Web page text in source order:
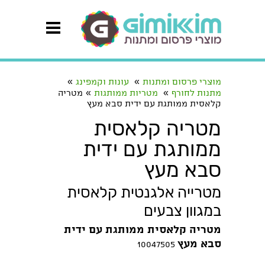
מוצרי פרסום ומתנות » עונות וקמפינג »
מתנות לחורף » מטריות ממותגות » מטריה
קלאסית ממותגת עם ידית סבא מעץ
מטריה קלאסית
ממותגת עם ידית
סבא מעץ
מטרייה אלגנטית קלאסית
במגוון צבעים
מטריה קלאסית ממותגת עם ידית
סבא מעץ 10047505